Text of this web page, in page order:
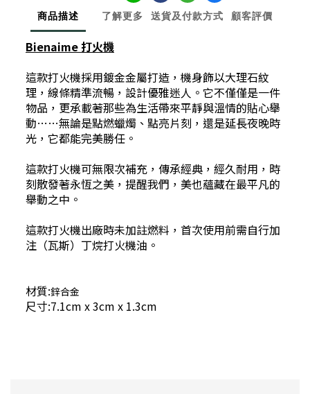
商品描述
了解更多 送貨及付款方式 顧客評價
Bienaime 打火機
這款打火機採用鍍金金屬打造，機身飾以大理石紋
理，線條精準流暢，設計優雅迷人。它不僅僅是一件
物品，更承載著那些為生活帶來平靜與溫情的貼心舉
動……無論是點燃蠟燭、點亮片刻，還是延長夜晚時
光，它都能完美勝任。
這款打火機可無限次補充，傳承經典，經久耐用，時
刻散發著永恆之美，提醒我們，美也蘊藏在最平凡的
舉動之中。
這款打火機出廠時未加註燃料，首次使用前需自行加
注（瓦斯）丁烷打火機油。
材質:鋅合金
尺寸:7.1cm x 3cm x 1.3cm